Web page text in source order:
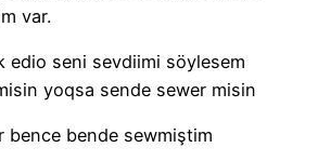
var.
edio seni sevdiimi söylesem
yoqsa sende sewer misin
bence bende sewmiştim